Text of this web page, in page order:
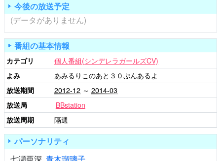
今後の放送予定
(データがありません)
番組の基本情報
カテゴリ
個人番組(シンデレラガールズCV)
よみ
あみるりこのあと３０ぷんあるよ
放送期間
2012-12 ～ 2014-03
放送局
BBstation
放送周期
隔週
パーソナリティ